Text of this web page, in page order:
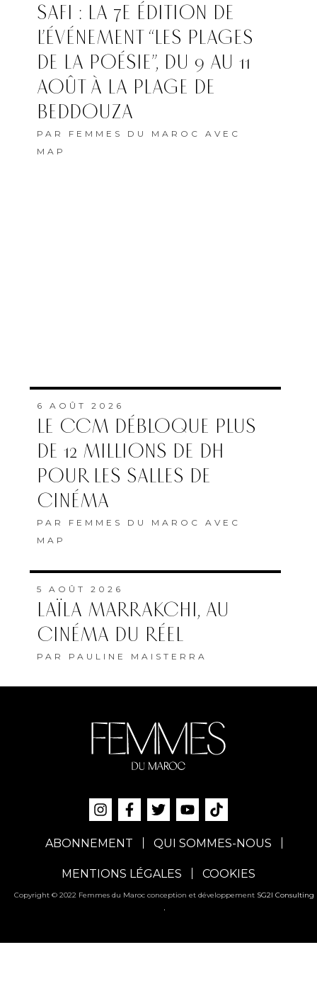
SAFI : LA 7E ÉDITION DE
L’ÉVÉNEMENT “LES PLAGES
DE LA POÉSIE”, DU 9 AU 11
AOÛT À LA PLAGE DE
BEDDOUZA
PAR FEMMES DU MAROC AVEC
MAP
6 AOÛT 2026
LE CCM DÉBLOQUE PLUS
DE 12 MILLIONS DE DH
POUR LES SALLES DE
CINÉMA
PAR FEMMES DU MAROC AVEC
MAP
5 AOÛT 2026
LAÏLA MARRAKCHI, AU
CINÉMA DU RÉEL
PAR PAULINE MAISTERRA
ABONNEMENT QUI SOMMES-NOUS
MENTIONS LÉGALES COOKIES
Copyright © 2022 Femmes du Maroc conception et développement SG2I Consulting